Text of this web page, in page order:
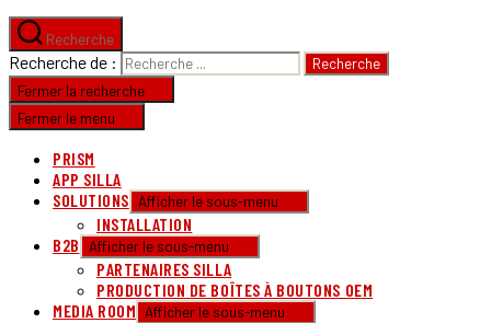
Recherche
Recherche de :
Fermer la recherche
Fermer le menu
PRISM
APP SILLA
SOLUTIONS
Afficher le sous-menu
INSTALLATION
B2B
Afficher le sous-menu
PARTENAIRES SILLA
PRODUCTION DE BOÎTES À BOUTONS OEM
MEDIA ROOM
Afficher le sous-menu